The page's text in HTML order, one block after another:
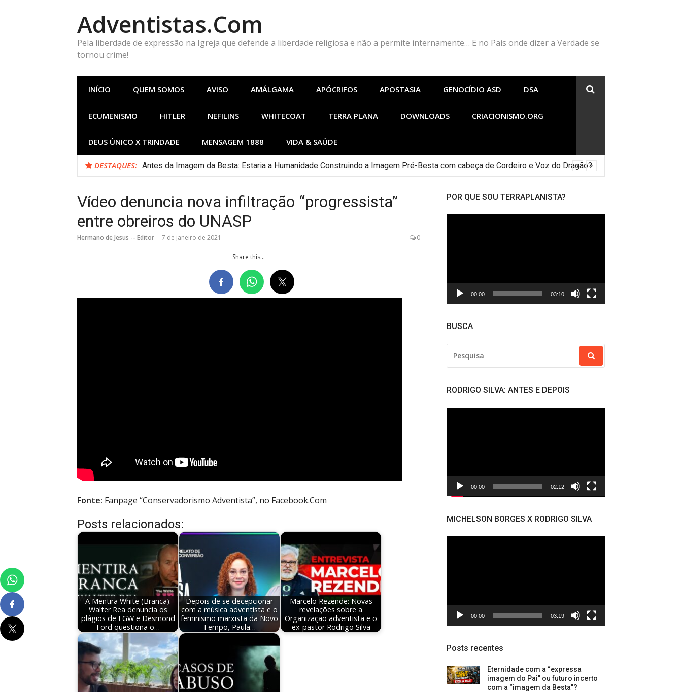
Adventistas.Com
Pela liberdade de expressão na Igreja que defende a liberdade religiosa e não a permite internamente… E no País onde dizer a Verdade se
tornou crime!
INÍCIO QUEM SOMOS AVISO AMÁLGAMA APÓCRIFOS APOSTASIA GENOCÍDIO ASD DSA
ECUMENISMO HITLER NEFILINS WHITECOAT TERRA PLANA DOWNLOADS CRIACIONISMO.ORG
DEUS ÚNICO X TRINDADE MENSAGEM 1888 VIDA & SAÚDE
DESTAQUES: Antes da Imagem da Besta: Estaria a Humanidade Construindo a Imagem Pré-Besta com cabeça de Cordeiro e Voz do Dragão?
Vídeo denuncia nova infiltração “progressista”
entre obreiros do UNASP
Hermano de Jesus -- Editor 7 de janeiro de 2021 0
Share this...
Fonte: Fanpage “Conservadorismo Adventista”, no Facebook.Com
Posts relacionados:
A Mentira White (Branca):
Walter Rea denuncia os
plágios de EGW e Desmond
Ford questiona o…
Depois de se decepcionar
com a música adventista e o
feminismo marxista da Novo
Tempo, Paula…
Marcelo Rezende: Novas
revelações sobre a
Organização adventista e o
ex-pastor Rodrigo Silva
POR QUE SOU TERRAPLANISTA?
00:00 03:10
BUSCA
POR:
RODRIGO SILVA: ANTES E DEPOIS
00:00 02:12
MICHELSON BORGES X RODRIGO SILVA
00:00 03:19
Posts recentes
Eternidade com a “expressa
imagem do Pai” ou futuro incerto
com a “imagem da Besta”?